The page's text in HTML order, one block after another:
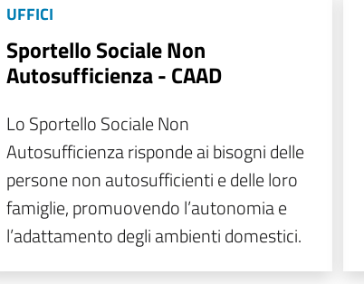
UFFICI
Sportello Sociale Non
Autosufficienza - CAAD
Lo Sportello Sociale Non
Autosufficienza risponde ai bisogni delle
persone non autosufficienti e delle loro
famiglie, promuovendo l’autonomia e
l’adattamento degli ambienti domestici.